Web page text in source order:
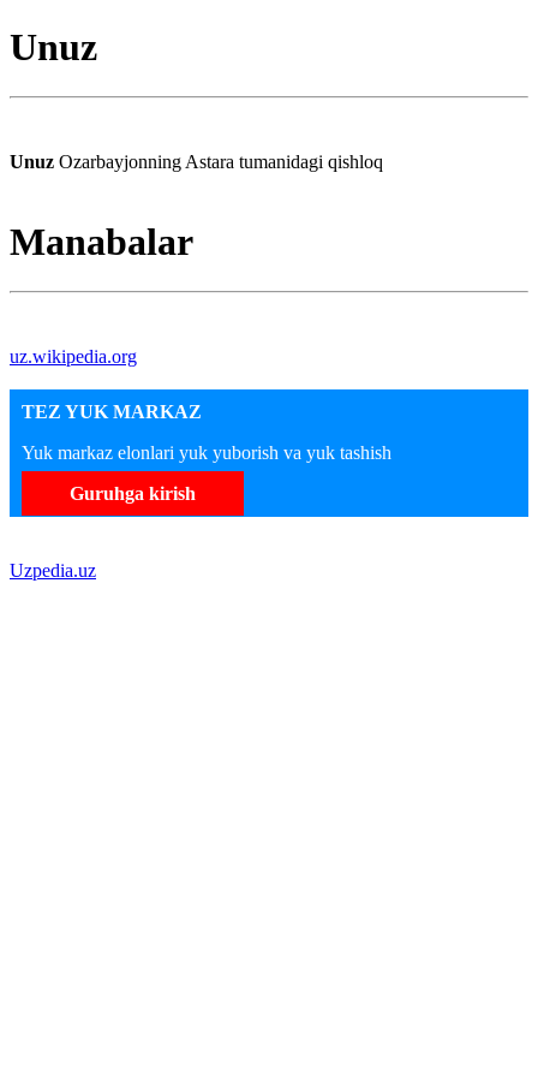
Unuz
Unuz Ozarbayjonning Astara tumanidagi qishloq
Manabalar
uz.wikipedia.org
TEZ YUK MARKAZ
Yuk markaz elonlari yuk yuborish va yuk tashish
Guruhga kirish
Uzpedia.uz